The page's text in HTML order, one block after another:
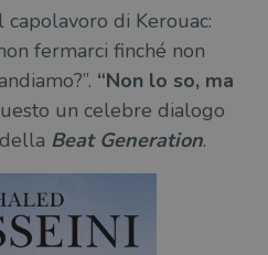
capolavoro di Kerouac:
fermarci finché non
“Non lo so, ma
un celebre dialogo
Beat Generation.